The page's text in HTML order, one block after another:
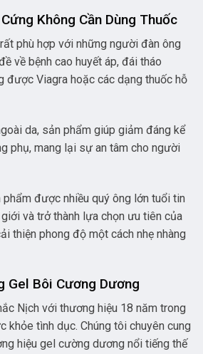
Không Cần Dùng Thuốc
rất phù hợp với những người đàn ông
về bệnh cao huyết áp, đái tháo
được Viagra hoặc các dạng thuốc hỗ
da, sản phẩm giúp giảm đáng kể
phụ, mang lại sự an tâm cho người
được nhiều quý ông lớn tuổi tin
và trở thành lựa chọn ưu tiên của
thiện phong độ một cách nhẹ nhàng
Gel Bôi Cương Dương
Nịch với thương hiệu 18 năm trong
khỏe tình dục. Chúng tôi chuyên cung
hiệu gel cường dương nổi tiếng thế